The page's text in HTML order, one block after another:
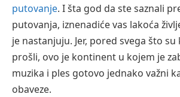
putovanje. I šta god da ste saznali
putovanja, iznenadiće vas lakoća
je nastanjuju. Jer, pored svega što
prošli, ovo je kontinent u kojem je
muzika i ples gotovo jednako važni
obaveze.